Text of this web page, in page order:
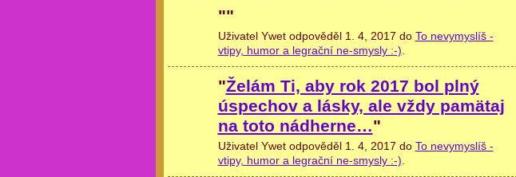
""
Uživatel Ywet odpověděl 1. 4, 2017 do To nevymyslíš -
vtipy, humor a legrační ne-smysly :-).
"Želám Ti, aby rok 2017 bol plný
úspechov a lásky, ale vždy pamätaj
na toto nádherne…"
Uživatel Ywet odpověděl 1. 4, 2017 do To nevymyslíš -
vtipy, humor a legrační ne-smysly :-).